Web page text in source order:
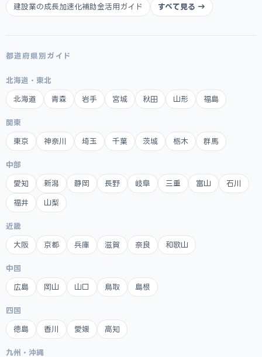
建設業の成長加速化補助金活用ガイド すべて見る →
都道府県別ガイド
北海道・東北
北海道 青森 岩手 宮城 秋田 山形 福島
関東
東京 神奈川 埼玉 千葉 茨城 栃木 群馬
中部
愛知 新潟 静岡 長野 岐阜 三重 富山 石川
福井 山梨
近畿
大阪 京都 兵庫 滋賀 奈良 和歌山
中国
広島 岡山 山口 鳥取 島根
四国
徳島 香川 愛媛 高知
九州・沖縄